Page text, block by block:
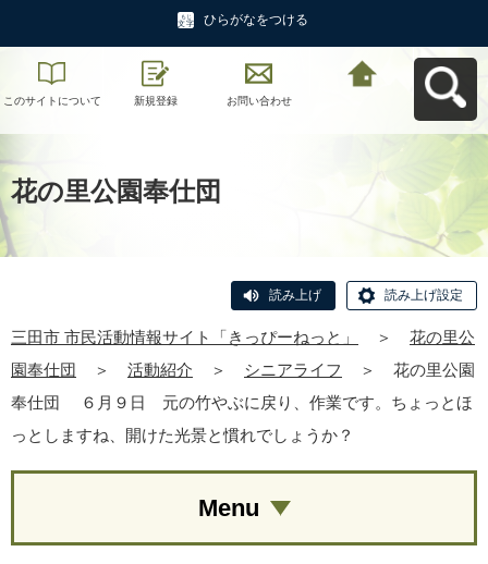
ひらがなをつける
このサイトについて 新規登録 お問い合わせ
花の里公園奉仕団
読み上げ 読み上げ設定
三田市 市民活動情報サイト「きっぴーねっと」 ＞
花の里公
園奉仕団
＞ 活動紹介 ＞ シニアライフ ＞
花の里公園
奉仕団 ６月９日 元の竹やぶに戻り、作業です。ちょっとほ
っとしますね、開けた光景と慣れでしょうか？
Menu